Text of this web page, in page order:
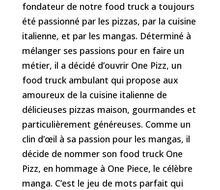
fondateur de notre food truck a toujours
été passionné par les pizzas, par la cuisine
italienne, et par les mangas. Déterminé à
mélanger ses passions pour en faire un
métier, il a décidé d’ouvrir One Pizz, un
food truck ambulant qui propose aux
amoureux de la cuisine italienne de
délicieuses pizzas maison, gourmandes et
particulièrement généreuses. Comme un
clin d’œil à sa passion pour les mangas, il
décide de nommer son food truck One
Pizz, en hommage à One Piece, le célèbre
manga. C’est le jeu de mots parfait qui